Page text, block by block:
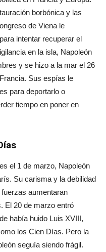
borbónica y las
de Viena le
intentar recuperar el
en la isla, Napoleón
y se hizo a la mar el 26
Sus espías le
para deportarlo o
tiempo en poner en
el 1 de marzo, Napoleón
Su carisma y la debilidad
aumentaran
El 20 de marzo entró
había huido Luis XVIII,
los Cien Días. Pero la
seguía siendo frágil.